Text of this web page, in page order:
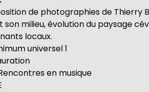
de photographies de Thierry
son milieu, évolution du paysage
locaux.
universel 1
en musique